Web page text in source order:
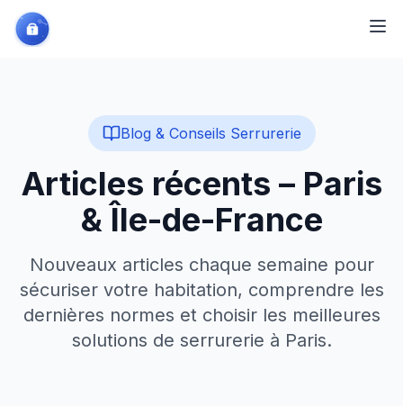
Blog & Conseils Serrurerie
Articles récents – Paris
& Île-de-France
Nouveaux articles chaque semaine pour
sécuriser votre habitation, comprendre les
dernières normes et choisir les meilleures
solutions de serrurerie à Paris.